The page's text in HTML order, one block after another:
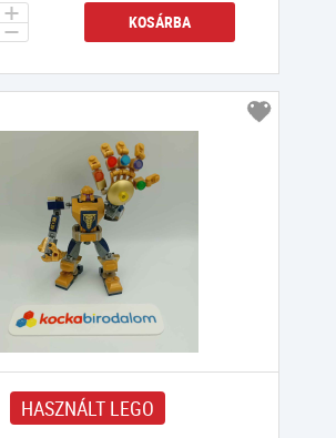
KOSÁRBA
HASZNÁLT LEGO